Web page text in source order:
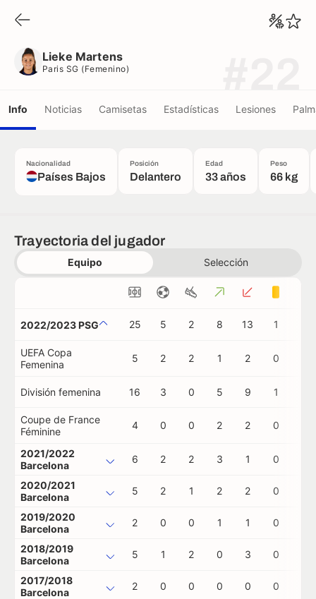
Lieke Martens
Paris SG (femenino)
Info Noticias Camisetas Estadísticas Lesiones
Nacionalidad
Países Bajos
Posición
Delantero
Edad
33 años
Peso
66 kg
Trayectoria del jugador
Equipo Selección
2022/2023 PSG 25 5 2 8 13 1
UEFA Copa
Femenina
5 2 2 1 2 0
División femenina 16 3 0 5 9 1
Coupe de France
Féminine
4 0 0 2 2 0
2021/2022
Barcelona
6 2 2 3 1 0
2020/2021
Barcelona
5 2 1 2 2 0
2019/2020
Barcelona
2 0 0 1 1 0
2018/2019
Barcelona
5 1 2 0 3 0
2017/2018
Barcelona
2 0 0 0 0 0